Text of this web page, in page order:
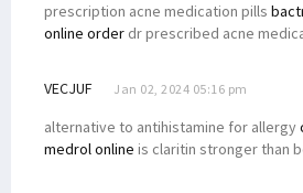
prescription acne medication pills
online order dr prescribed acne
VECJUF Jan 02, 2024 05:16 pm
alternative to antihistamine for allergy
medrol online is claritin stronger than